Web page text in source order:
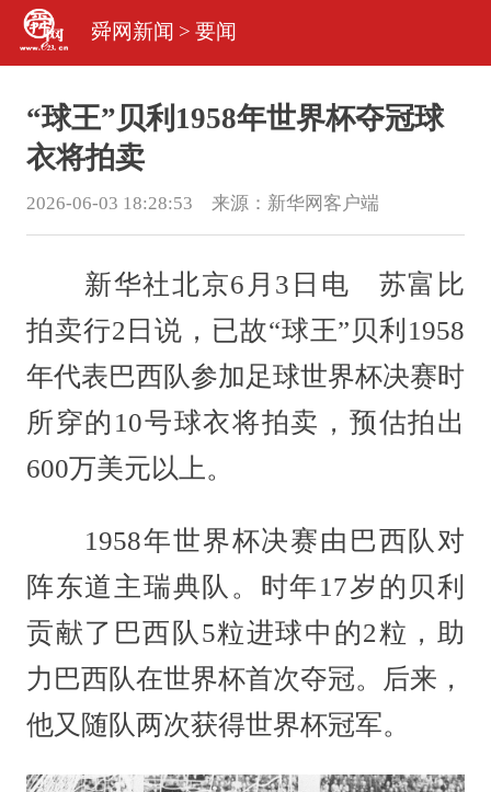
舜网新闻 > 要闻
“球王”贝利1958年世界杯夺冠球
衣将拍卖
2026-06-03 18:28:53 来源： 新华网客户端
新华社北京6月3日电 苏富比
拍卖行2日说，已故“球王”贝利1958
年代表巴西队参加足球世界杯决赛时
所穿的10号球衣将拍卖，预估拍出
600万美元以上。
1958年世界杯决赛由巴西队对
阵东道主瑞典队。时年17岁的贝利
贡献了巴西队5粒进球中的2粒，助
力巴西队在世界杯首次夺冠。后来，
他又随队两次获得世界杯冠军。